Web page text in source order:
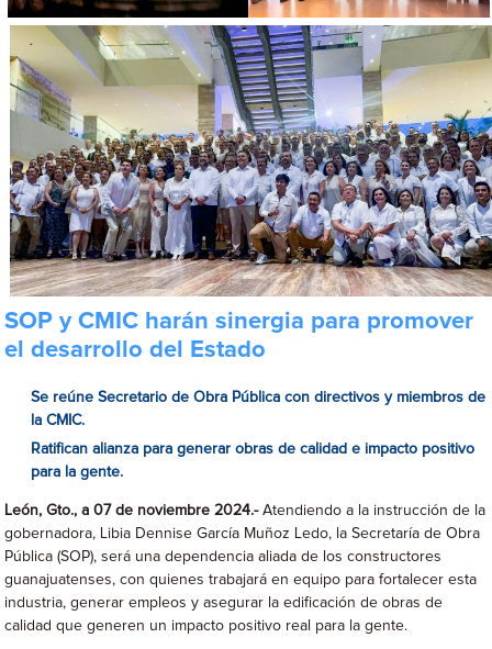
SOP y CMIC harán sinergia para promover
el desarrollo del Estado
Se reúne Secretario de Obra Pública con directivos y miembros de
la CMIC.
Ratifican alianza para generar obras de calidad e impacto positivo
para la gente.
León, Gto., a 07 de noviembre 2024.-Atendiendo a la instrucción de la
gobernadora, Libia Dennise García Muñoz Ledo, la Secretaría de Obra
Pública (SOP), será una dependencia aliada de los constructores
guanajuatenses, con quienes trabajará en equipo para fortalecer esta
industria, generar empleos y asegurar la edificación de obras de
calidad que generen un impacto positivo real para la gente.